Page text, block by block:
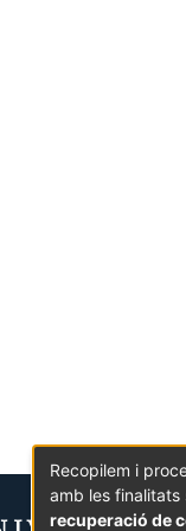
Recopilem i
amb les finalitats
recuperació de